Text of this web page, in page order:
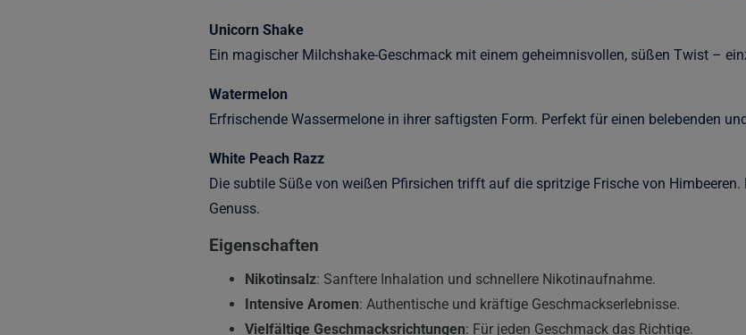
Unicorn Shake
Ein magischer Milchshake-Geschmack mit einem geheimnisvollen, süßen Twist –
Watermelon
Erfrischende Wassermelone in ihrer saftigsten Form. Perfekt für einen belebenden
White Peach Razz
Die subtile Süße von weißen Pfirsichen trifft auf die spritzige Frische von
Genuss.
Eigenschaften
Nikotinsalz: Sanftere Inhalation und schnellere Nikotinaufnahme.
Intensive Aromen: Authentische und kräftige Geschmackserlebnisse.
Vielfältige Geschmacksrichtungen: Für jeden Geschmack das Richtige.